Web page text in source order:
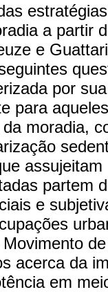
a partir
e
por
para
moradia,
partem
e
acerca da
em